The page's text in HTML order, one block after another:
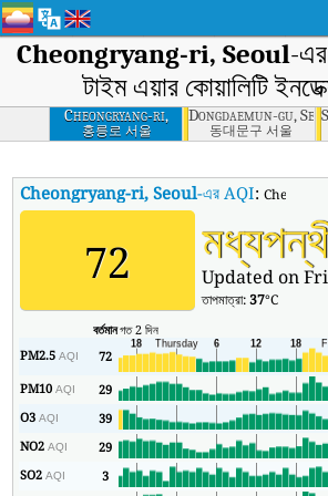
Cheongryang-ri, Seoul-এর
টাইম এয়ার কোয়ালিটি
Cheongryang-ri,
Seoul
홍릉로 서울
Dongdaemun-gu,
동대문구 서울
Cheongryang-ri, Seoul-এর AQI:
72 Updated on
তাপমাত্রা:37°C
বর্তমানগত 2 দিন
PM2.5AQI 72
PM10AQI 29
O3AQI 39
NO2AQI 29
SO2AQI 3